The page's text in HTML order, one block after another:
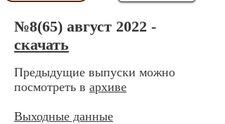
№8(65) август 2022 -
скачать
Предыдущие выпуски можно
посмотреть в архиве
Выходные данные